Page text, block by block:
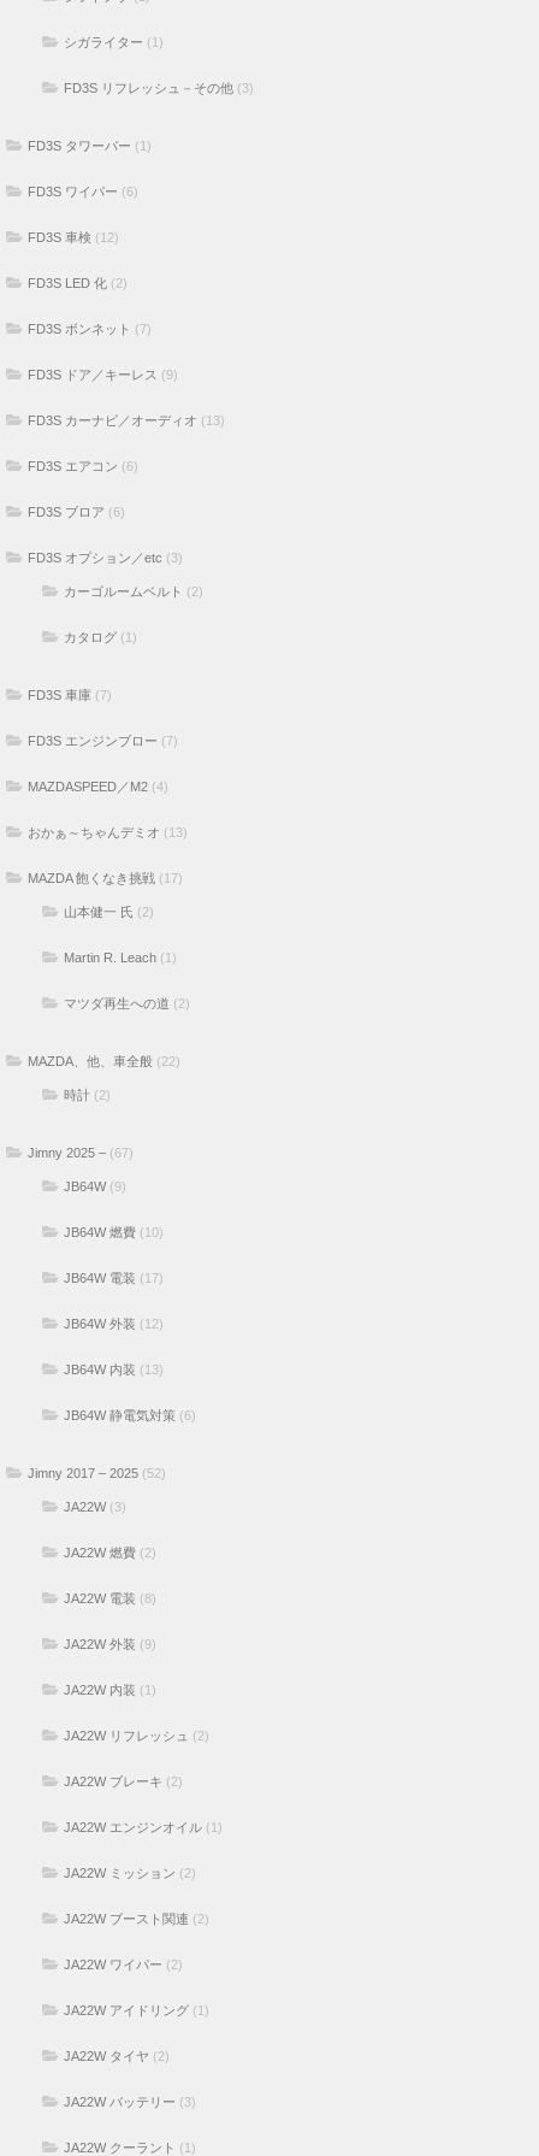
シガライター (1)
FD3S リフレッシュ－その他 (3)
FD3S タワーバー (1)
FD3S ワイパー (6)
FD3S 車検 (12)
FD3S LED 化 (2)
FD3S ボンネット (7)
FD3S ドア／キーレス (9)
FD3S カーナビ／オーディオ (13)
FD3S エアコン (6)
FD3S ブロア (6)
FD3S オプション／etc (3)
カーゴルームベルト (2)
カタログ (1)
FD3S 車庫 (7)
FD3S エンジンブロー (7)
MAZDASPEED／M2 (4)
おかぁ～ちゃんデミオ (13)
MAZDA 飽くなき挑戦 (17)
山本健一 氏 (2)
Martin R. Leach (1)
マツダ再生への道 (2)
MAZDA、他、車全般 (22)
時計 (2)
Jimny 2025 – (67)
JB64W(9)
JB64W 燃費 (10)
JB64W 電装 (17)
JB64W 外装 (12)
JB64W 内装 (13)
JB64W 静電気対策 (6)
Jimny 2017 – 2025 (52)
JA22W(3)
JA22W 燃費 (2)
JA22W 電装 (8)
JA22W 外装 (9)
JA22W 内装 (1)
JA22W リフレッシュ (2)
JA22W ブレーキ (2)
JA22W エンジンオイル (1)
JA22W ミッション (2)
JA22W ブースト関連 (2)
JA22W ワイパー (2)
JA22W アイドリング (1)
JA22W タイヤ (2)
JA22W バッテリー (3)
JA22W クーラント (1)